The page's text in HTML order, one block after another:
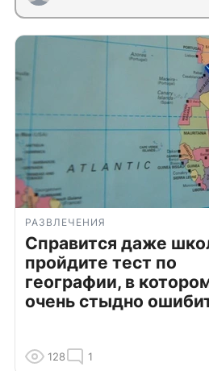
РАЗВЛЕЧЕНИЯ
Справится даже
пройдите тест по
географии, в
очень стыдно
128 1